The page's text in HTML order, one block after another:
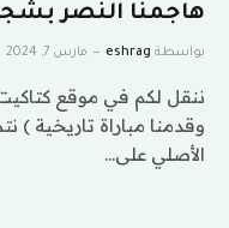
هاجمنا النصر
بواسطة eshrag مارس 7, 2024
ننقل لكم في موقع
وقدمنا مباراة تاريخية )
الأصلي على…